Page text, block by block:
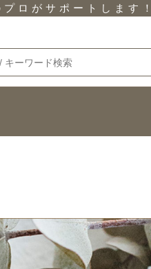
ロがサポートします！